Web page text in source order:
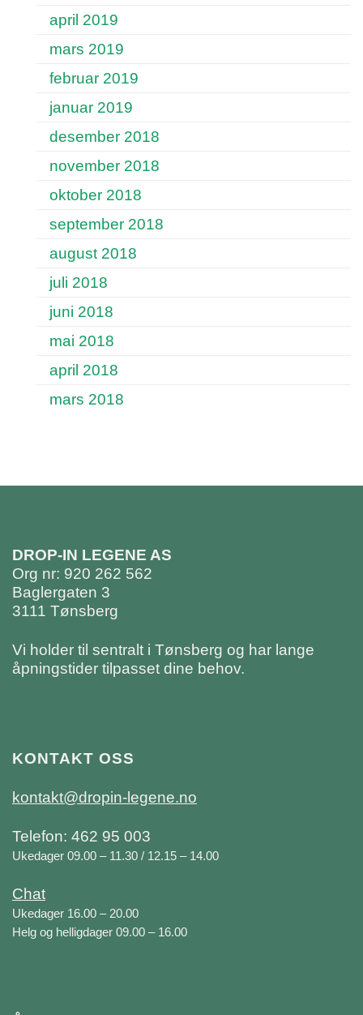
april 2019
mars 2019
februar 2019
januar 2019
desember 2018
november 2018
oktober 2018
september 2018
august 2018
juli 2018
juni 2018
mai 2018
april 2018
mars 2018
DROP-IN LEGENE AS
Org nr: 920 262 562
Baglergaten 3
3111 Tønsberg
Vi holder til sentralt i Tønsberg og har lange
åpningstider tilpasset dine behov.
KONTAKT OSS
kontakt@dropin-legene.no
Telefon: 462 95 003
Ukedager 09.00 – 11.30 / 12.15 – 14.00
Chat
Ukedager 16.00 – 20.00
Helg og helligdager 09.00 – 16.00